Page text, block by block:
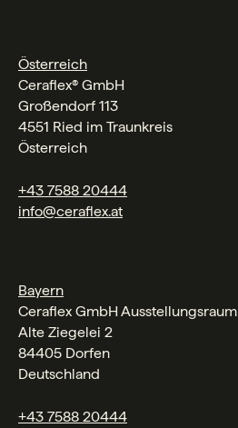
Österreich
Ceraflex® GmbH
Großendorf 113
4551 Ried im Traunkreis
Österreich
+43 7588 20444
info@ceraflex.at
Bayern
Ceraflex GmbH Ausstellungsraum
Alte Ziegelei 2
84405 Dorfen
Deutschland
+43 7588 20444